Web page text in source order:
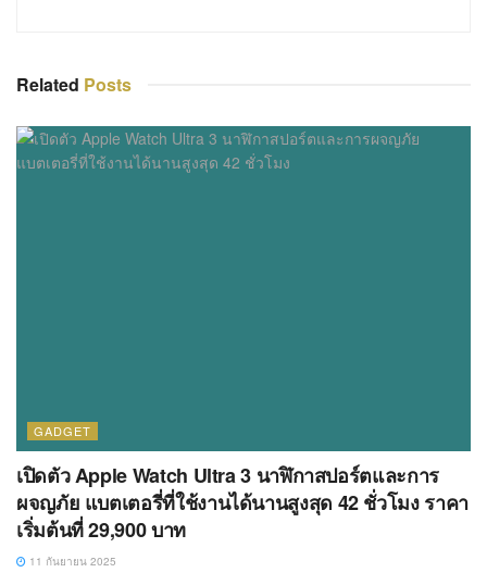
Related Posts
GADGET
เปิดตัว Apple Watch Ultra 3 นาฬิกาสปอร์ตและการ
ผจญภัย แบตเตอรี่ที่ใช้งานได้นานสูงสุด 42 ชั่วโมง ราคา
เริ่มต้นที่ 29,900 บาท
11 กันยายน 2025